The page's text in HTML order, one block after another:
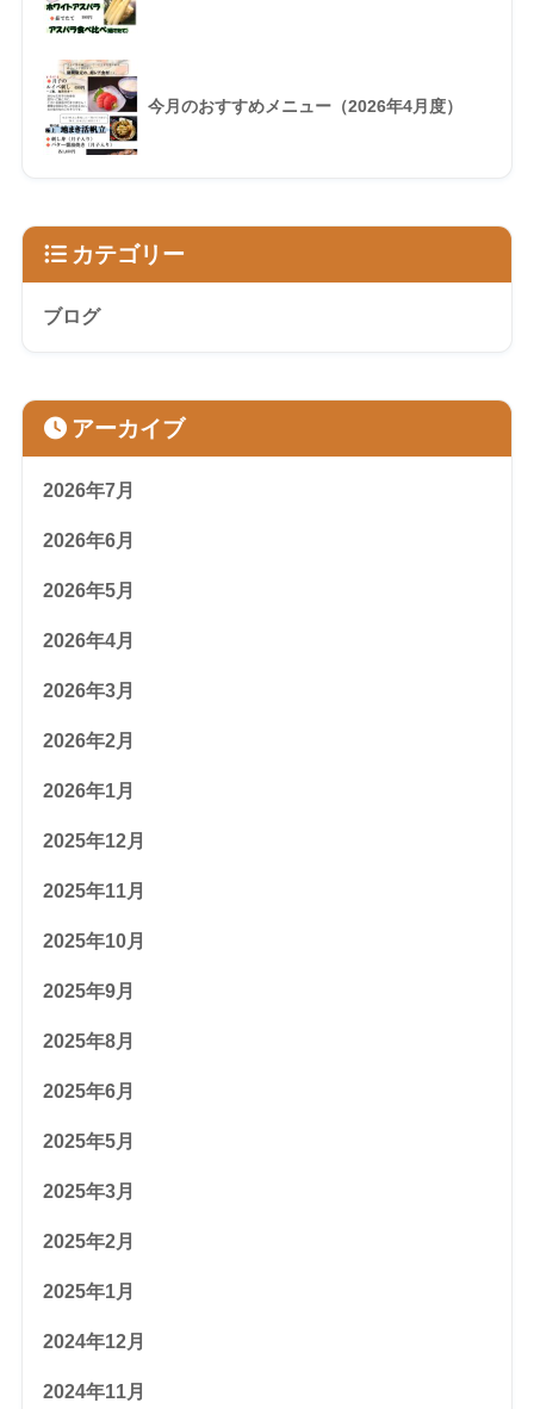
今月のおすすめメニュー（2026年4月度）
カテゴリー
ブログ
アーカイブ
2026年7月
2026年6月
2026年5月
2026年4月
2026年3月
2026年2月
2026年1月
2025年12月
2025年11月
2025年10月
2025年9月
2025年8月
2025年6月
2025年5月
2025年3月
2025年2月
2025年1月
2024年12月
2024年11月